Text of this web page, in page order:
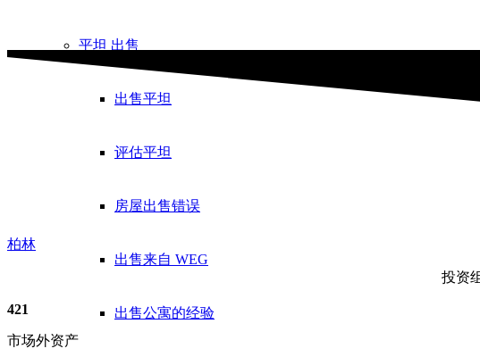
平坦 出售
出售平坦
评估平坦
房屋出售错误
出售来自 WEG
出售公寓的经验
柏林
投资
421
市场外资产